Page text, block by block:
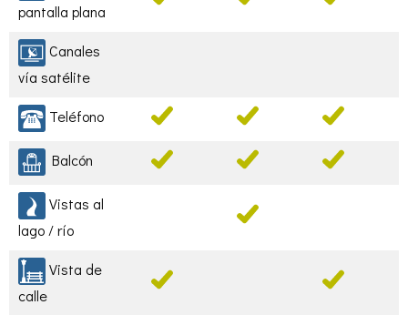
pantalla plana
Canales
vía satélite
Teléfono
Balcón
Vistas al
lago / río
Vista de
calle